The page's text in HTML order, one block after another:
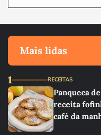
Mais lidas
1 RECEITAS
Panqueca
receita
café da